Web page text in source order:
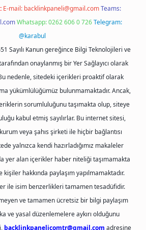
E-mail: backlinkpaneli@gmail.comTeams:
Whatsapp: 0262 606 0 726Telegram:
@karabul
Sayılı Kanun gereğince Bilgi Teknolojileri ve
onaylanmış bir Yer Sağlayıcı olarak
nedenle, sitedeki içerikleri proaktif olarak
yükümlülüğümüz bulunmamaktadır. Ancak,
sorumluluğunu taşımakta olup, siteye
kabul etmiş sayılırlar. Bu internet sitesi,
veya şahıs şirketi ile hiçbir bağlantısı
yalnızca kendi hazırladığımız makaleler
yer alan içerikler haber niteliği taşımamakta
hakkında paylaşım yapılmamaktadır.
ile isim benzerlikleri tamamen tesadüfidir.
ve tamamen ücretsiz bir bilgi paylaşım
ve yasal düzenlemelere aykırı olduğunu
backlinkpanelicomtr@gmail.com adresine